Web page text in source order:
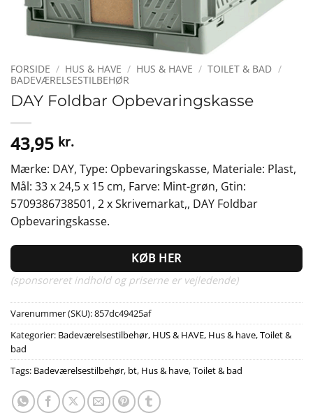
FORSIDE / HUS & HAVE / HUS & HAVE / TOILET & BAD /
BADEVÆRELSESTILBEHØR
DAY Foldbar Opbevaringskasse
43,95 kr.
Mærke: DAY, Type: Opbevaringskasse, Materiale: Plast,
Mål: 33 x 24,5 x 15 cm, Farve: Mint-grøn, Gtin:
5709386738501, 2 x Skrivemarkat,, DAY Foldbar
Opbevaringskasse.
KØB HER
(sponsoreret indhold og priserne er vejledende)
Varenummer (SKU):857dc49425af
Kategorier: Badeværelsestilbehør, HUS & HAVE, Hus & have,Toilet &
bad
Tags: Badeværelsestilbehør, bt, Hus & have,Toilet & bad